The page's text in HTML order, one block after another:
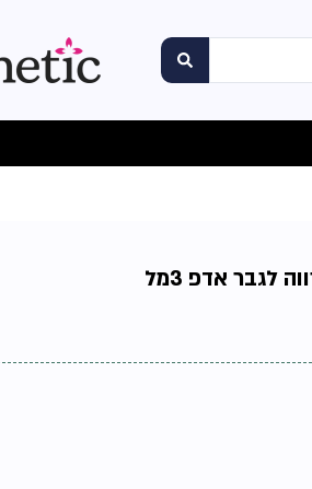
לגבר אדפ 3מל